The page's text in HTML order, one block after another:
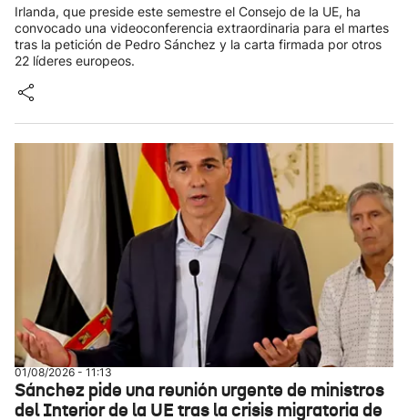
Irlanda, que preside este semestre el Consejo de la UE, ha
convocado una videoconferencia extraordinaria para el martes
tras la petición de Pedro Sánchez y la carta firmada por otros
22 líderes europeos.
01/08/2026 - 11:13
Sánchez pide una reunión urgente de ministros
del Interior de la UE tras la crisis migratoria de